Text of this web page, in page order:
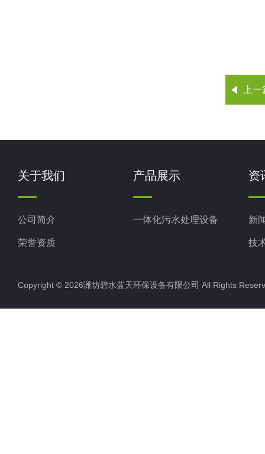
上
关于我们
公司简介
荣誉资质
产品展示
一体化污水处理设备
资
新
技
Copyright © 2026潍坊碧水蓝天环保设备有限公司 All Rights